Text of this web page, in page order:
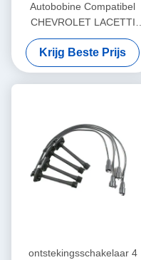
Autobobine Compatibel
CHEVROLET LACETTI
DAEWOO NUBIRA 1,4 1,6
96453420
Krijg Beste Prijs
ontstekingsschakelaar 4